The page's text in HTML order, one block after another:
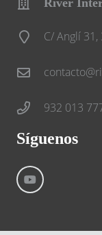
River
C/ Anglí 31,
932 013
Síguenos